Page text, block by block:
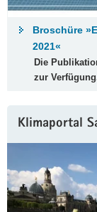
Broschüre
2021«
Die
zur
Klimaportal